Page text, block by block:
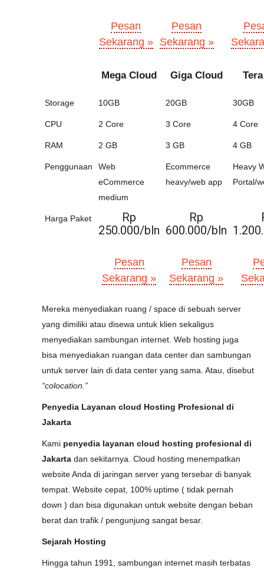
Pesan
Sekarang »
Pesan
Sekarang »
Mega Cloud Giga Cloud
Storage 10GB 20GB 30GB
CPU 2 Core 3 Core 4 Core
RAM 2 GB 3 GB 4 GB
Penggunaan
Web
eCommerce
medium
Ecommerce
heavy/web app
Heavy
Portal/
Harga Paket
Rp
250.000/bln
Rp
600.000/bln
Pesan
Sekarang »
Pesan
Sekarang »
Mereka menyediakan ruang / space di sebuah server
yang dimiliki atau disewa untuk klien sekaligus
menyediakan sambungan internet. Web hosting juga
bisa menyediakan ruangan data center dan sambungan
untuk server lain di data center yang sama. Atau, disebut
“colocation.”
Penyedia Layanan cloud Hosting Profesional di
Jakarta
Kami penyedia layanan cloud hosting profesional di
Jakarta dan sekitarnya. Cloud hosting menempatkan
website Anda di jaringan server yang tersebar di banyak
tempat. Website cepat, 100% uptime ( tidak pernah
down ) dan bisa digunakan untuk website dengan beban
berat dan trafik / pengunjung sangat besar.
Sejarah Hosting
Hingga tahun 1991, sambungan internet masih terbatas